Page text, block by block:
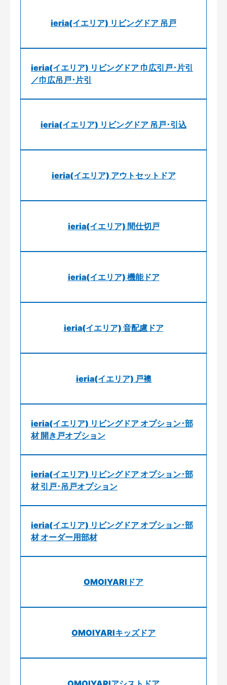
ieria(イエリア) リビングドア 吊戸
ieria(イエリア) リビングドア 巾広引戸･片引
／巾広吊戸･片引
ieria(イエリア) リビングドア 吊戸･引込
ieria(イエリア) アウトセットドア
ieria(イエリア) 間仕切戸
ieria(イエリア) 機能ドア
ieria(イエリア) 音配慮ドア
ieria(イエリア) 戸襖
ieria(イエリア) リビングドア オプション･部
材 開き戸オプション
ieria(イエリア) リビングドア オプション･部
材 引戸･吊戸オプション
ieria(イエリア) リビングドア オプション･部
材 オーダー用部材
OMOIYARIドア
OMOIYARIキッズドア